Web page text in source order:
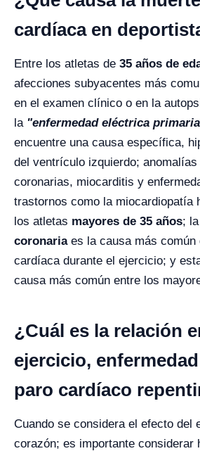
cardíaca en
Entre los atletas de 35 años de
afecciones subyacentes más
en el examen clínico o en la
la"enfermedad eléctrica
encuentre una causa específica,
del ventrículo izquierdo;
coronarias, miocarditis y
trastornos como la miocardiopatía
los atletas mayores de 35 años; la
coronariaes la causa más común
cardíaca durante el ejercicio; y
causa más común entre los
¿Cuál es la relación
ejercicio,
paro cardíaco
Cuando se considera el efecto del
corazón; es importante considerar